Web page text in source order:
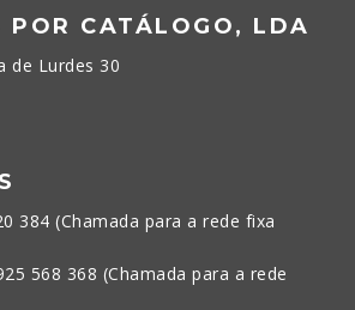
POR CATÁLOGO, LDA
de Lurdes 30
384 (Chamada para a rede fixa
568 368 (Chamada para a rede